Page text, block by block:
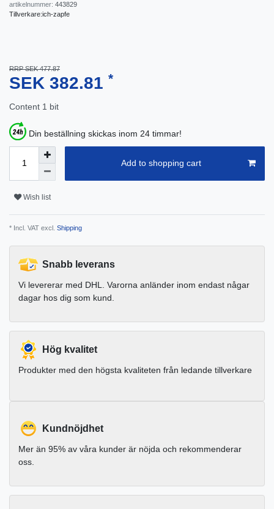
artikelnummer: 443829
Tillverkare:ich-zapfe
RRP SEK 477.87
SEK 382.81 *
Content 1 bit
Din beställning skickas inom 24 timmar!
Add to shopping cart
Wish list
* Incl. VAT excl. Shipping
Snabb leverans
Vi levererar med DHL. Varorna anländer inom endast någar
dagar hos dig som kund.
Hög kvalitet
Produkter med den högsta kvaliteten från ledande tillverkare
Kundnöjdhet
Mer än 95% av våra kunder är nöjda och rekommenderar
oss.